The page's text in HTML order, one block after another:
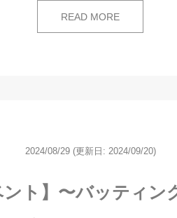
READ MORE
2024/08/29 (更新日: 2024/09/20)
ント】〜バッティン